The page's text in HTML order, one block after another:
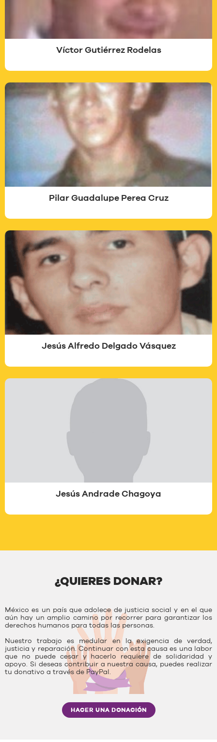
Víctor Gutiérrez Rodelas
Pilar Guadalupe Perea Cruz
Jesús Alfredo Delgado Vásquez
Jesús Andrade Chagoya
¿QUIERES DONAR?
México es un país que adolece de justicia social y en el que
aún hay un amplio camino por recorrer para garantizar los
derechos humanos para todas las personas.
Nuestro trabajo es medular en la exigencia de verdad,
justicia y reparación. Continuar con esta causa es una labor
que no puede cesar y hacerlo requiere de solidaridad y
apoyo. Si deseas contribuir a nuestra causa, puedes realizar
tu donativo a través de PayPal.
HACER UNA DONACIÓN